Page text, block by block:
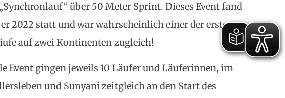
über 50 Meter Sprint. Dieses Event fand
2022 statt und war wahrscheinlich einer der ersten
auf zwei Kontinenten zugleich!
Event gingen jeweils 10 Läufer und Läuferinnen, im
und Sunyani zeitgleich an den Start des